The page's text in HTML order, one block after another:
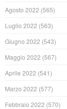
Agosto 2022 (565)
Luglio 2022 (563)
Giugno 2022 (543)
Maggio 2022 (567)
Aprile 2022 (541)
Marzo 2022 (577)
Febbraio 2022 (570)